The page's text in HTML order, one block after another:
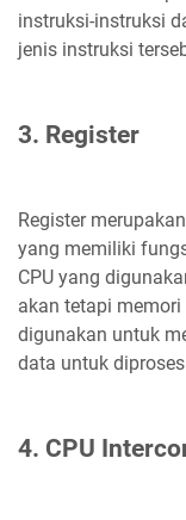
instruksi-instruksi
jenis instruksi
3. Register
Register
yang memiliki
CPU yang
akan tetapi
digunakan untuk
data untuk
4. CPU